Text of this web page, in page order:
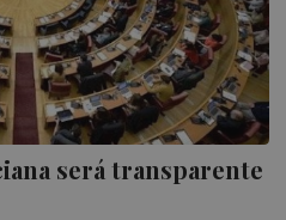
será transparente